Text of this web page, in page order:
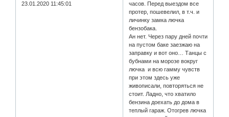
23.01.2020 11:45:01
часов. Перед выездом все
протер, пошевелил, в т.ч. и
личинку замка лючка
бензобака.
Ан нет. Через пару дней почти
на пустом баке заезжаю на
заправку и вот оно… Танцы с
бубнами на морозе вокруг
лючка и всю гамму чувств
при этом здесь уже
живописали, повторяться не
стоит. Ладно, что хватило
бензина доехать до дома в
теплый гараж. Отогрев лючка